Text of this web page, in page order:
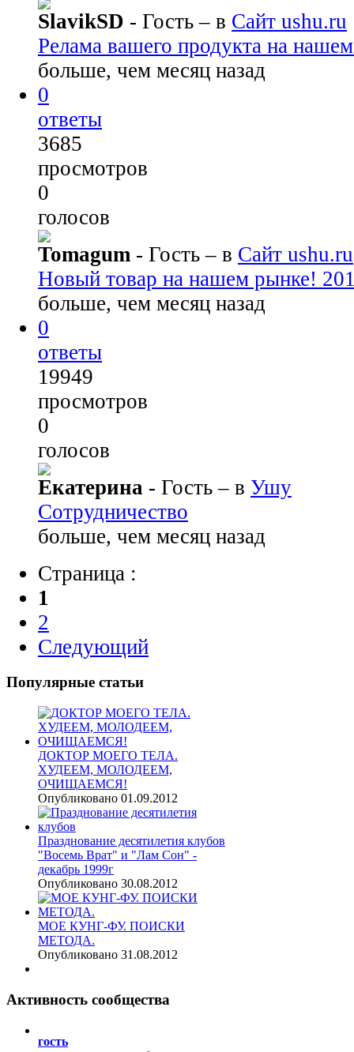
SlavikSD - Гость– в Сайт ushu.ru
Релама вашего продукта на
больше, чем месяц назад
0
ответы
3685
просмотров
0
голосов
Tomagum - Гость– в Сайт ushu.ru
Новый товар на нашем рынке!
больше, чем месяц назад
0
ответы
19949
просмотров
0
голосов
Екатерина - Гость– в Ушу
Сотрудничество
больше, чем месяц назад
Страница :
1
2
Следующий
Популярные статьи
ДОКТОР МОЕГО ТЕЛА.
ХУДЕЕМ, МОЛОДЕЕМ,
ОЧИЩАЕМСЯ!
Опубликовано 01.09.2012
Празднование десятилетия клубов
"Восемь Врат" и "Лам Сон" -
декабрь 1999г
Опубликовано 30.08.2012
МОЕ КУНГ-ФУ. ПОИСКИ
МЕТОДА.
Опубликовано 31.08.2012
Активность сообщества
гость